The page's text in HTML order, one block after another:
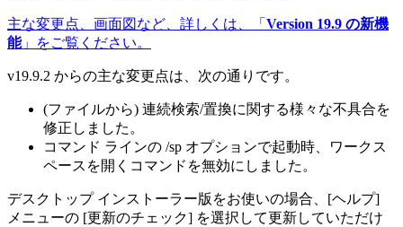
主な変更点、画面図など、詳しくは、「 Version 19.9 の新機
能」をご覧ください。
v19.9.2 からの主な変更点は、次の通りです。
(ファイルから) 連続検索/置換に関する様々な不具合を
修正しました。
コマンド ラインの /sp オプションで起動時、ワークス
ペースを開くコマンドを無効にしました。
デスクトップ インストーラー版をお使いの場合、[ヘルプ]
メニューの [更新のチェック] を選択して更新していただけ